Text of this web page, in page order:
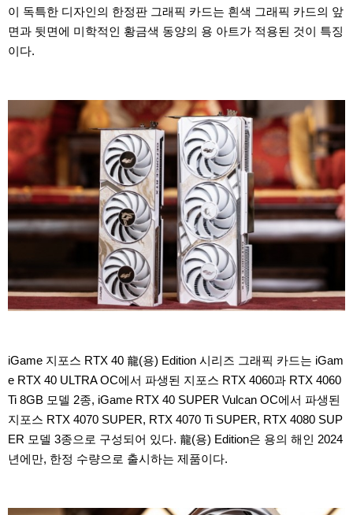
이 독특한 디자인의 한정판 그래픽 카드는 흰색 그래픽 카드의 앞
면과 뒷면에 미학적인 황금색 동양의 용 아트가 적용된 것이 특징
이다.
iGame 지포스 RTX 40 龍(용) Edition 시리즈 그래픽 카드는 iGam
e RTX 40 ULTRA OC에서 파생된 지포스 RTX 4060과 RTX 4060
Ti 8GB 모델 2종, iGame RTX 40 SUPER Vulcan OC에서 파생된
지포스 RTX 4070 SUPER, RTX 4070 Ti SUPER, RTX 4080 SUP
ER 모델 3종으로 구성되어 있다. 龍(용) Edition은 용의 해인 2024
년에만, 한정 수량으로 출시하는 제품이다.